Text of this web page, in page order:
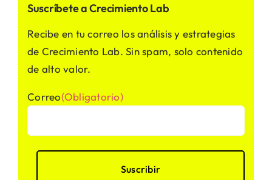
Suscríbete a Crecimiento Lab
Recibe en tu correo los análisis y estrategias
de Crecimiento Lab. Sin spam, solo contenido
de alto valor.
Correo(Obligatorio)